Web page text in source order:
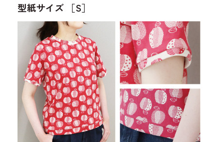
型紙サイズ ［S］